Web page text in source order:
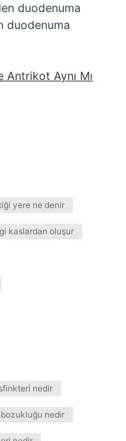
duodenuma
duodenuma
Antrikot Aynı Mı
yere ne denir
kaslardan oluşur
nedir
nedir